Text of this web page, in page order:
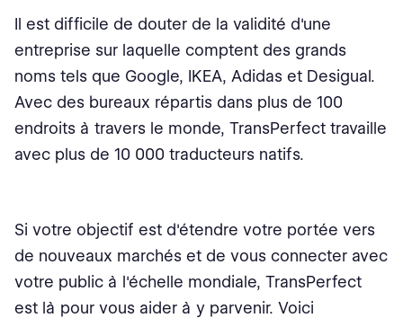
Il est difficile de douter de la validité d'une
entreprise sur laquelle comptent des grands
noms tels que Google, IKEA, Adidas et Desigual.
Avec des bureaux répartis dans plus de 100
endroits à travers le monde, TransPerfect travaille
avec plus de 10 000 traducteurs natifs.
Si votre objectif est d'étendre votre portée vers
de nouveaux marchés et de vous connecter avec
votre public à l'échelle mondiale, TransPerfect
est là pour vous aider à y parvenir. Voici